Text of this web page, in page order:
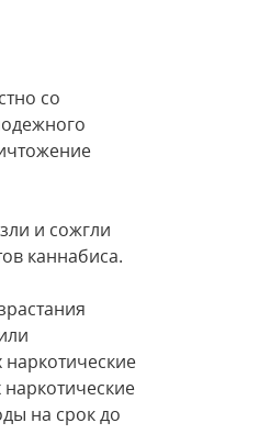
со
и сожгли
каннабиса.
на срок до